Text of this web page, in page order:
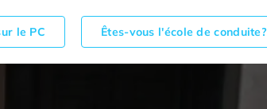
le PC Êtes-vous l'école de conduite?